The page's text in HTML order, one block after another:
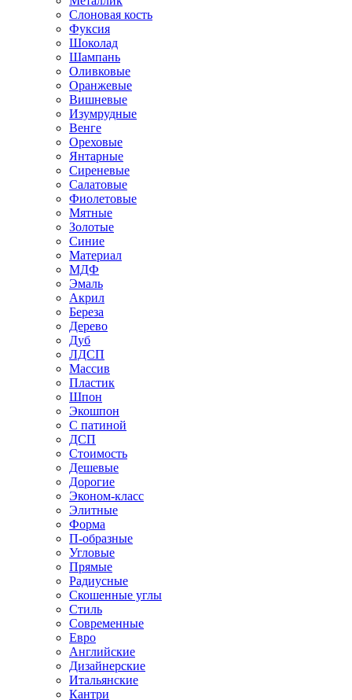
Слоновая кость
Фуксия
Шоколад
Шампань
Оливковые
Оранжевые
Вишневые
Изумрудные
Венге
Ореховые
Янтарные
Сиреневые
Салатовые
Фиолетовые
Мятные
Золотые
Синие
Материал
МДФ
Эмаль
Акрил
Береза
Дерево
Дуб
ЛДСП
Массив
Пластик
Шпон
Экошпон
С патиной
ДСП
Стоимость
Дешевые
Дорогие
Эконом-класс
Элитные
Форма
П-образные
Угловые
Прямые
Радиусные
Скошенные углы
Стиль
Современные
Евро
Английские
Дизайнерские
Итальянские
Кантри